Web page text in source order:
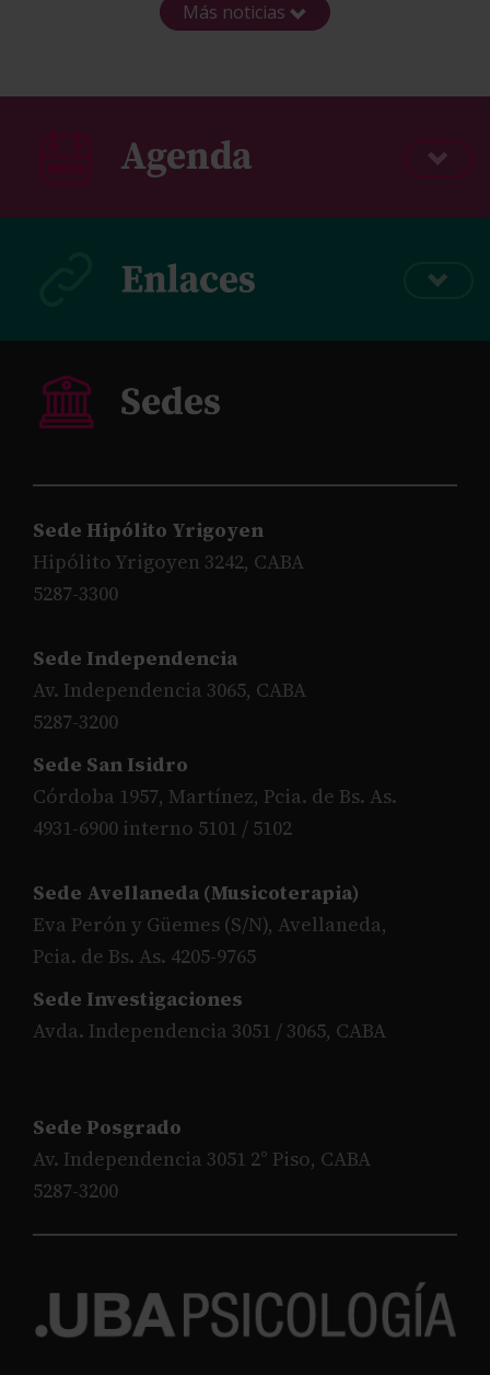
Más noticias
Sede Hipólito Yrigoyen
Hipólito Yrigoyen 3242, CABA
5287-3300
Sede Independencia
Av. Independencia 3065, CABA
5287-3200
Sede San Isidro
Córdoba 1957, Martínez, Pcia. de Bs. As.
4931-6900 interno 5101 / 5102
Sede Avellaneda (Musicoterapia)
Eva Perón y Güemes (S/N), Avellaneda,
Pcia. de Bs. As. 4205-9765
Sede Investigaciones
Avda. Independencia 3051 / 3065, CABA
Sede Posgrado
Av. Independencia 3051 2° Piso, CABA
5287-3200